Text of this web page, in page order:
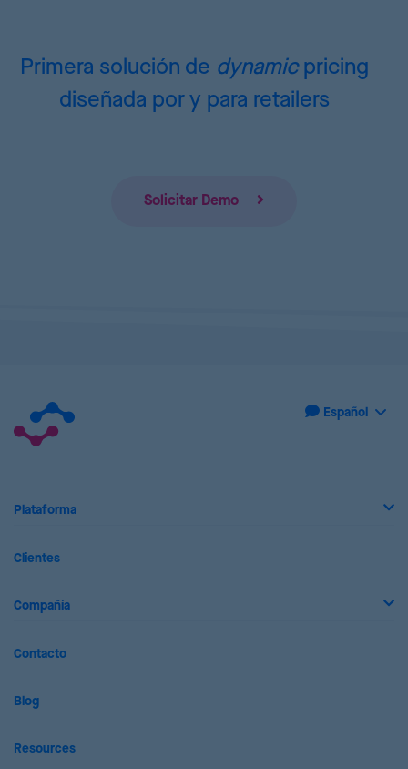
Primera solución de dynamicpricing
diseñada por y para retailers
Solicitar Demo
Plataforma
Clientes
Compañía
Contacto
Blog
Resources